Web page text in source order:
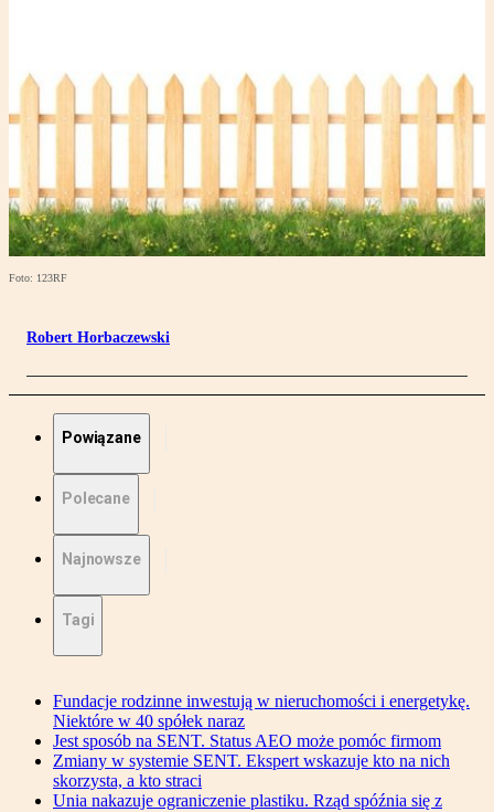
Foto: 123RF
Robert Horbaczewski
Powiązane
Polecane
Najnowsze
Tagi
Fundacje rodzinne inwestują w nieruchomości i energetykę.
Niektóre w 40 spółek naraz
Jest sposób na SENT. Status AEO może pomóc firmom
Zmiany w systemie SENT. Ekspert wskazuje kto na nich
skorzysta, a kto straci
Unia nakazuje ograniczenie plastiku. Rząd spóźnia się z